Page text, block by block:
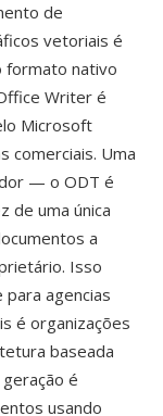
de
vetoriais é
formato nativo
Writer é
Microsoft
comerciais. Uma
— o ODT é
de uma única
a
Isso
agencias
é organizações
baseada
é
usando